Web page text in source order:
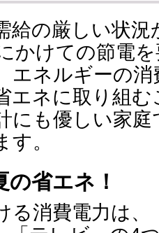
の厳しい状況
かけての節電
エネルギーの
エネに取り組
にも優しい家
。
省エネ！
消費電力は、